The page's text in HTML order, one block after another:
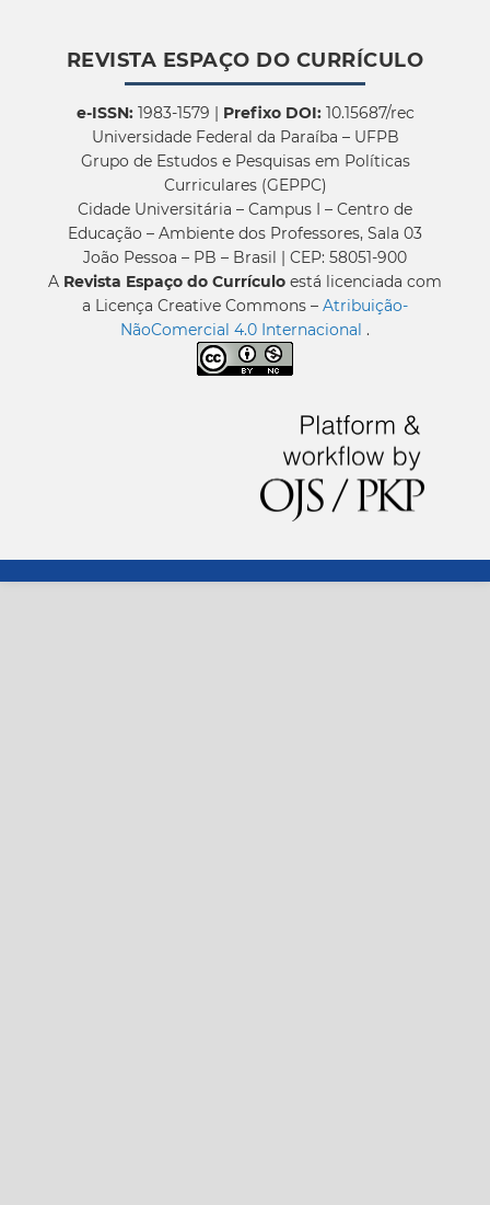
REVISTA ESPAÇO DO CURRÍCULO
e-ISSN:1983-1579 | Prefixo DOI:10.15687/rec
Universidade Federal da Paraíba – UFPB
Grupo de Estudos e Pesquisas em Políticas
Curriculares (GEPPC)
Cidade Universitária – Campus I – Centro de
Educação – Ambiente dos Professores, Sala 03
João Pessoa – PB – Brasil | CEP: 58051-900
A Revista Espaço do Currículo está licenciada com
a Licença Creative Commons – Atribuição-
NãoComercial 4.0 Internacional .